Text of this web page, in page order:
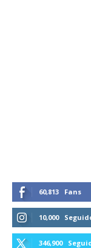
60,813 Fans
10,000
346,900